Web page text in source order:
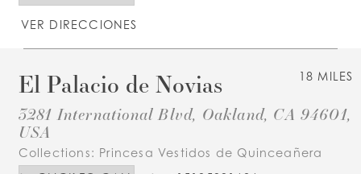
VER DIRECCIONES
18 MILES
El Palacio de Novias
3281 International Blvd, Oakland, CA 94601,
USA
Collections: Princesa Vestidos de Quinceañera